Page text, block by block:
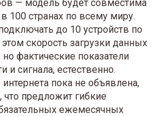
— модель будет совместима
100 странах по всему миру.
до 10 устройств по
скорость загрузки данных
фактические показатели
и сигнала, естественно.
пока не объявлена,
что предложит гибкие
ежемесячных